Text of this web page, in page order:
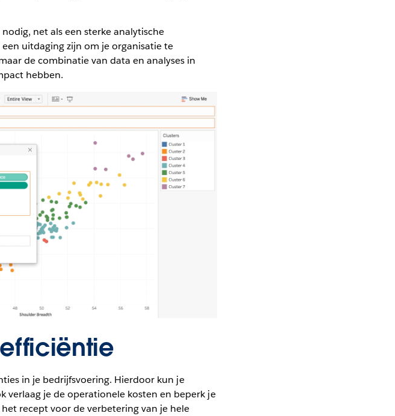
net als een sterke analytische
uitdaging zijn om je organisatie te
de combinatie van data en analyses in
hebben.
in je bedrijfsvoering. Hierdoor kun je
verlaag je de operationele kosten en beperk je
recept voor de verbetering van je hele